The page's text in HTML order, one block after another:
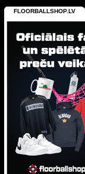
FLOORBALLSHOP.LV